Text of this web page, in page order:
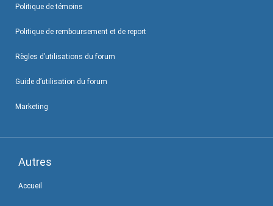
Politique de témoins
Politique de remboursement et de report
Règles d’utilisations du forum
Guide d’utilisation du forum
Marketing
Autres
Accueil